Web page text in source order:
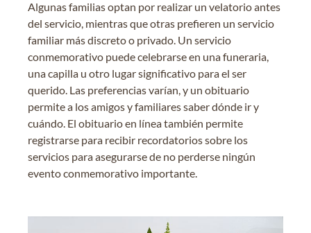
Algunas familias optan por realizar un velatorio antes
del servicio, mientras que otras prefieren un servicio
familiar más discreto o privado. Un servicio
conmemorativo puede celebrarse en una funeraria,
una capilla u otro lugar significativo para el ser
querido. Las preferencias varían, y un obituario
permite a los amigos y familiares saber dónde ir y
cuándo. El obituario en línea también permite
registrarse para recibir recordatorios sobre los
servicios para asegurarse de no perderse ningún
evento conmemorativo importante.